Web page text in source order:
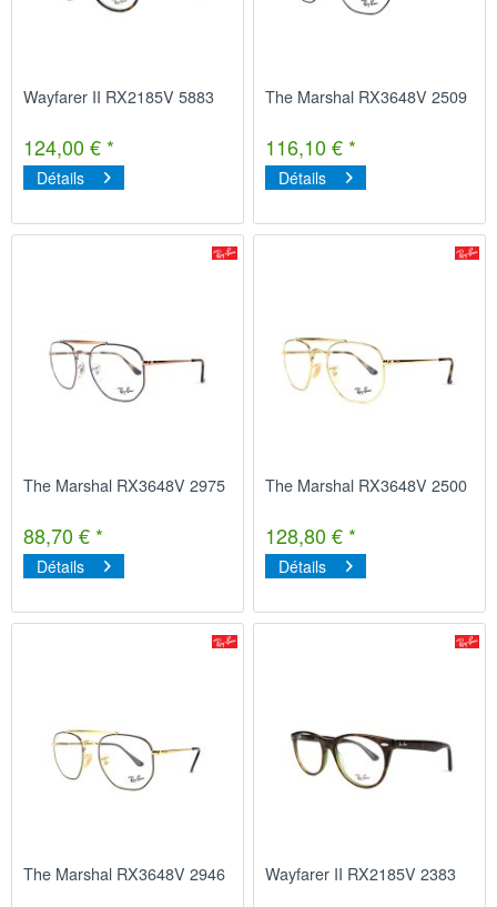
Wayfarer II RX2185V 5883
124,00 € *
Détails
The Marshal RX3648V 2509
116,10 € *
Détails
The Marshal RX3648V 2975
88,70 € *
Détails
The Marshal RX3648V 2500
128,80 € *
Détails
The Marshal RX3648V 2946 Wayfarer II RX2185V 2383